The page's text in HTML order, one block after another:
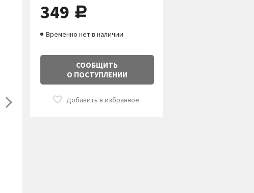
349 руб.
Временно нет в наличии
СООБЩИТЬ
О ПОСТУПЛЕНИИ
Добавить в избранное